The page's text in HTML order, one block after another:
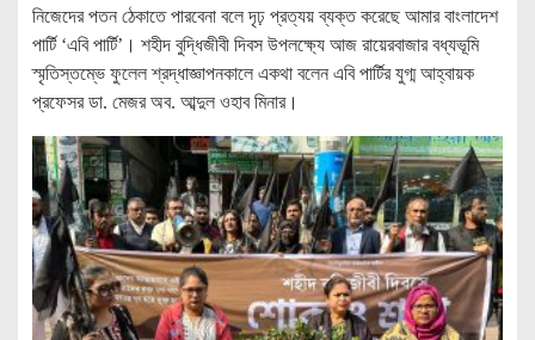
নিজেদের পতন ঠেকাতে পারবেনা বলে দৃঢ় প্রত্যয় ব্যক্ত করেছে আমার বাংলাদেশ
পার্টি ‘এবি পার্টি’। শহীদ বুদ্ধিজীবী দিবস উপলক্ষ্যে আজ রায়েরবাজার বধ্যভূমি
স্মৃতিস্তম্ভে ফুলেল শ্রদ্ধাজ্ঞাপনকালে একথা বলেন এবি পার্টির যুগ্ম আহ্বায়ক
প্রফেসর ডা. মেজর অব. আব্দুল ওহাব মিনার।